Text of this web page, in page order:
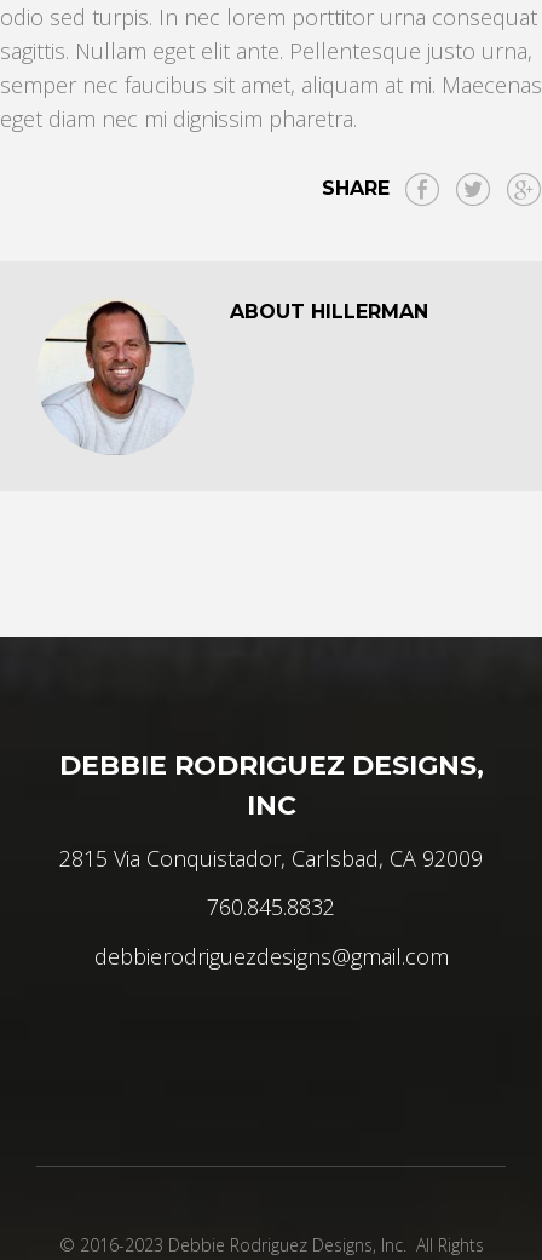
odio sed turpis. In nec lorem porttitor urna consequat
sagittis. Nullam eget elit ante. Pellentesque justo urna,
semper nec faucibus sit amet, aliquam at mi. Maecenas
eget diam nec mi dignissim pharetra.
SHARE
ABOUT HILLERMAN
DEBBIE RODRIGUEZ DESIGNS,
INC
2815 Via Conquistador, Carlsbad, CA 92009
760.845.8832
debbierodriguezdesigns@gmail.com
© 2016-2023 Debbie Rodriguez Designs, Inc. All Rights